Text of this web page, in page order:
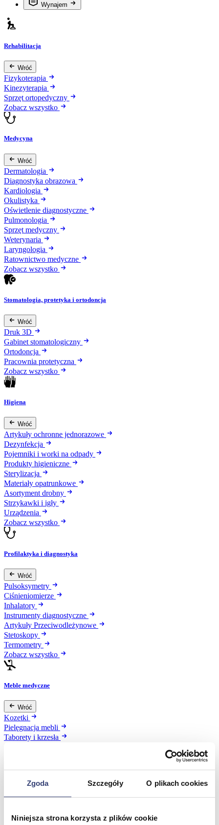
Zgoda Szczegóły O plikach cookies
Niniejsza strona korzysta z plików cookie
Wynajem
Rehabilitacja
Wróć
Fizykoterapia
Kinezyterapia
Sprzęt ortopedyczny
Zobacz wszystko
Medycyna
Wróć
Dermatologia
Diagnostyka obrazowa
Kardiologia
Okulistyka
Oświetlenie diagnostyczne
Pulmonologia
Sprzęt medyczny
Weterynaria
Laryngologia
Ratownictwo medyczne
Zobacz wszystko
Stomatologia, protetyka i ortodoncja
Wróć
Druk 3D
Gabinet stomatologiczny
Ortodoncja
Pracownia protetyczna
Zobacz wszystko
Higiena
Wróć
Artykuły ochronne jednorazowe
Dezynfekcja
Pojemniki i worki na odpady
Produkty higieniczne
Sterylizacja
Materiały opatrunkowe
Asortyment drobny
Strzykawki i igły
Urządzenia
Zobacz wszystko
Profilaktyka i diagnostyka
Wróć
Pulsoksymetry
Ciśnieniomierze
Inhalatory
Instrumenty diagnostyczne
Artykuły Przeciwodleżynowe
Stetoskopy
Termometry
Zobacz wszystko
Meble medyczne
Wróć
Kozetki
Pielęgnacja mebli
Taborety i krzesła